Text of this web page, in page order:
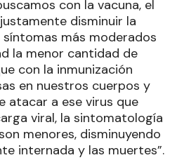
con la vacuna, el
disminuir la
más moderados
la menor cantidad de
con la inmunización
en nuestros cuerpos y
atacar a ese virus que
viral, la sintomatología
menores, disminuyendo
internada y las muertes”.